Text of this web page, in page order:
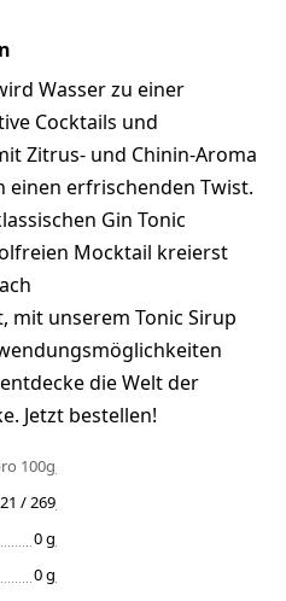
Wasser zu einer
Cocktails und
Zitrus- und Chinin-Aroma
einen erfrischenden Twist.
Gin Tonic
Mocktail kreierst
mit unserem Tonic Sirup
die Welt der
Jetzt bestellen!
100g
/ 269
0 g
0 g